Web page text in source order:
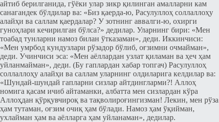
айтиб берилганида, гўёки улар зикр қилинган амалларни кам
санагандек бўлдилар ва: «Биз қаерда-ю, Расулуллоҳ соллаллоҳу
алайҳи ва саллам қаердалар? У зотнинг аввалги-ю, охирги
гуноҳлари кечирилган бўлса?» дедилар. Уларнинг бири: «Мен
тоабад тунларни намоз билан ўтказаман», деди. Иккинчиси:
«Мен умрбод кундузлари рўзадор бўлиб, оғзимни очмайман»,
деди. Учинчиси эса: «Мен аёллардан узлат қиламан ва ҳеч ҳам
уйланмайман», деди. (Бу гаплардан хабар топгач) Расулуллоҳ
соллаллоҳу алайҳи ва саллам уларнинг олдиларига келдилар ва:
«Шундай-шундай гапларни сизлар айтдингларми?! Аллоҳ
номига қасам ичиб айтаманки, албатта мен сизлардан кўра
Аллоҳдан қўрқувчироқ ва тақволироғингизман! Лекин, мен рўза
ҳам тутаман, оғзим очиқ ҳам бўлади. Намоз ҳам ўқийман,
ухлайман ҳам ва аёлларга ҳам уйланаман», дедилар.